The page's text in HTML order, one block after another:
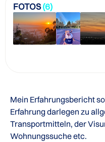
FOTOS(6)
Mein Erfahrungsbericht
Erfahrung darlegen zu
Transportmitteln, der
Wohnungssuche etc.